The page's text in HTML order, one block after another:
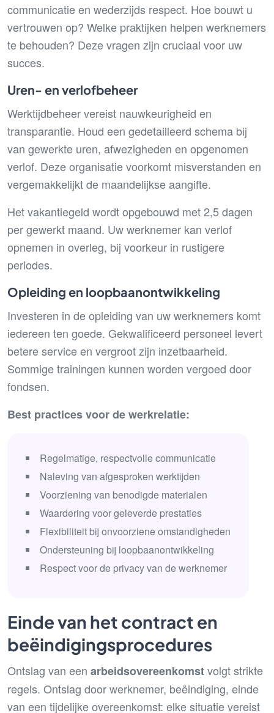
communicatie en wederzijds respect. Hoe bouwt u
vertrouwen op? Welke praktijken helpen werknemers
te behouden? Deze vragen zijn cruciaal voor uw
succes.
Uren- en verlofbeheer
Werktijdbeheer vereist nauwkeurigheid en
transparantie. Houd een gedetailleerd schema bij
van gewerkte uren, afwezigheden en opgenomen
verlof. Deze organisatie voorkomt misverstanden en
vergemakkelijkt de maandelijkse aangifte.
Het vakantiegeld wordt opgebouwd met 2,5 dagen
per gewerkt maand. Uw werknemer kan verlof
opnemen in overleg, bij voorkeur in rustigere
periodes.
Opleiding en loopbaanontwikkeling
Investeren in de opleiding van uw werknemers komt
iedereen ten goede. Gekwalificeerd personeel levert
betere service en vergroot zijn inzetbaarheid.
Sommige trainingen kunnen worden vergoed door
fondsen.
Best practices voor de werkrelatie:
Regelmatige, respectvolle communicatie
Naleving van afgesproken werktijden
Voorziening van benodigde materialen
Waardering voor geleverde prestaties
Flexibiliteit bij onvoorziene omstandigheden
Ondersteuning bij loopbaanontwikkeling
Respect voor de privacy van de werknemer
Einde van het contract en
beëindigingsprocedures
Ontslag van een arbeidsovereenkomstvolgt strikte
regels. Ontslag door werknemer, beëindiging, einde
van een tijdelijke overeenkomst: elke situatie vereist